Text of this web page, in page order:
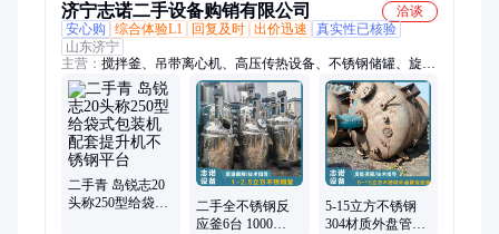
济宁志诺二手设备购销有限公司
洽谈
安心购
综合体验L1 回复及时 出价迅速
真实性已核验
山东济宁
主营： 搅拌釜、吊带离心机、高压传热设备、不锈钢储罐、旋板
式换热器、电加热液体储罐
二手青 岛锐志20
头称250型给袋式
二手全不锈钢反
应釜6台 1000
5-15立方不锈钢
304材质外盘管反